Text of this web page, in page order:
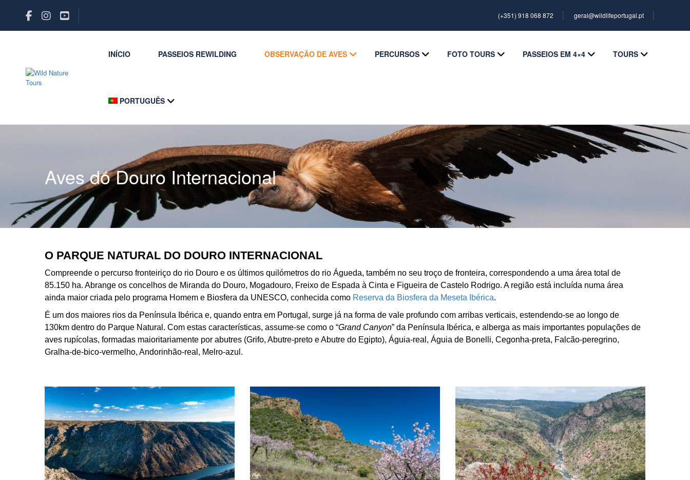
(+351) 918 068 872 geral@wildlifeportugal.pt
INÍCIO PASSEIOS REWILDING OBSERVAÇÃO DE AVES PERCURSOS FOTO TOURS PASSEIOS EM 4×4 TOURS
PORTUGUÊS
Aves do Douro Internacional
O PARQUE NATURAL DO DOURO INTERNACIONAL
Compreende o percurso fronteiriço do rio Douro e os últimos quilómetros do rio Águeda, também no seu troço de fronteira, correspondendo a uma área total de
85.150 ha. Abrange os concelhos de Miranda do Douro, Mogadouro, Freixo de Espada à Cinta e Figueira de Castelo Rodrigo. A região está incluída numa área
ainda maior criada pelo programa Homem e Biosfera da UNESCO, conhecida como Reserva da Biosfera da Meseta Ibérica.
É um dos maiores rios da Península Ibérica e, quando entra em Portugal, surge já na forma de vale profundo com arribas verticais, estendendo-se ao longo de
130km dentro do Parque Natural. Com estas características, assume-se como o “Grand Canyon” da Península Ibérica, e alberga as mais importantes populações de
aves rupícolas, formadas maioritariamente por abutres (Grifo, Abutre-preto e Abutre do Egipto), Águia-real, Águia de Bonelli, Cegonha-preta, Falcão-peregrino,
Gralha-de-bico-vermelho, Andorinhão-real, Melro-azul.